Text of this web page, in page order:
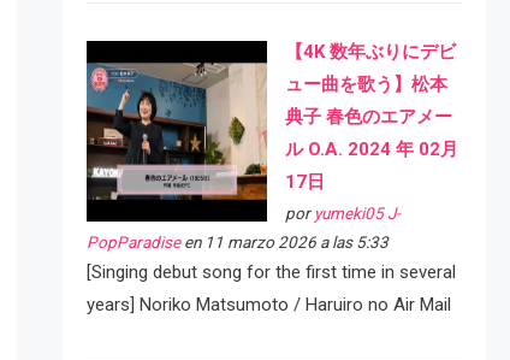
【4K 数年ぶりにデビ
ュー曲を歌う】松本
典子 春色のエアメー
ル O.A. 2024 年 02月
17日
por yumeki05 J-
PopParadiseen 11 marzo 2026 a las 5:33
[Singing debut song for the first time in several
years] Noriko Matsumoto / Haruiro no Air Mail